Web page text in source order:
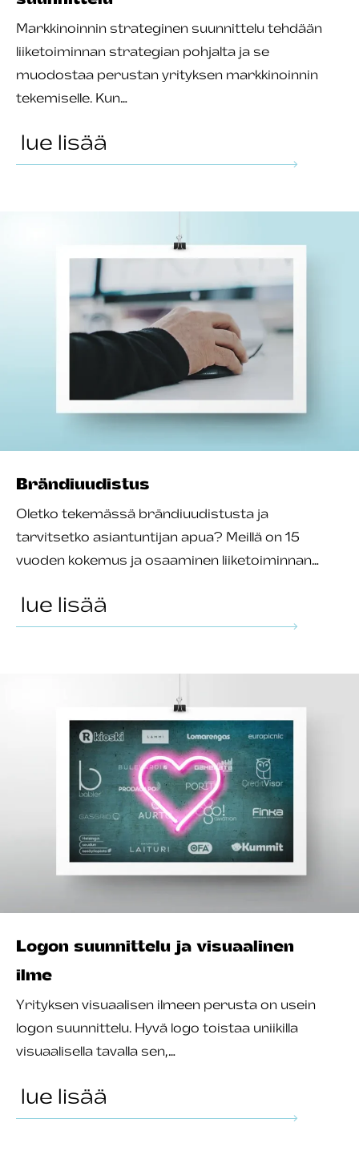
Markkinoinnin strateginen suunnittelu tehdään
liiketoiminnan strategian pohjalta ja se
muodostaa perustan yrityksen markkinoinnin
tekemiselle. Kun…
lue lisää
Brändiuudistus
Oletko tekemässä brändiuudistusta ja
tarvitsetko asiantuntijan apua? Meillä on 15
vuoden kokemus ja osaaminen liiketoiminnan…
lue lisää
Logon suunnittelu ja visuaalinen
ilme
Yrityksen visuaalisen ilmeen perusta on usein
logon suunnittelu. Hyvä logo toistaa uniikilla
visuaalisella tavalla sen,…
lue lisää